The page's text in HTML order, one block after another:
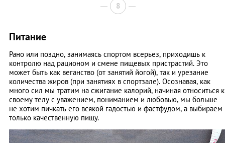
8
Питание
Рано или поздно, занимаясь спортом всерьез, приходишь к
контролю над рационом и смене пищевых пристрастий. Это
может быть как веганство (от занятий йогой), так и урезание
количества жиров (при занятиях в спортзале). Осознавая, как
много сил мы тратим на сжигание калорий, начиная относиться к
своему телу с уважением, пониманием и любовью, мы больше
не хотим пичкать его всякой гадостью и фастфудом, а выбираем
только качественную пищу.